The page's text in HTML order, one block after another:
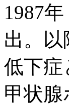
1987
出。以
低下
甲状